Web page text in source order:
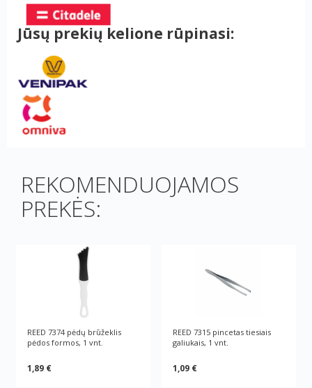
Jūsų prekių kelione rūpinasi:
REKOMENDUOJAMOS
PREKĖS:
REED 7374 pėdų brūžeklis
pėdos formos, 1 vnt.
1,89 €
REED 7315 pincetas tiesiais
galiukais, 1 vnt.
1,09 €